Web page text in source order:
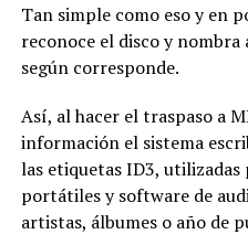
Tan simple como eso y en
reconoce el disco y
según corresponde.
Así, al hacer el traspaso a
información el sistema
las etiquetas ID3,
portátiles y software de
artistas, álbumes o año de